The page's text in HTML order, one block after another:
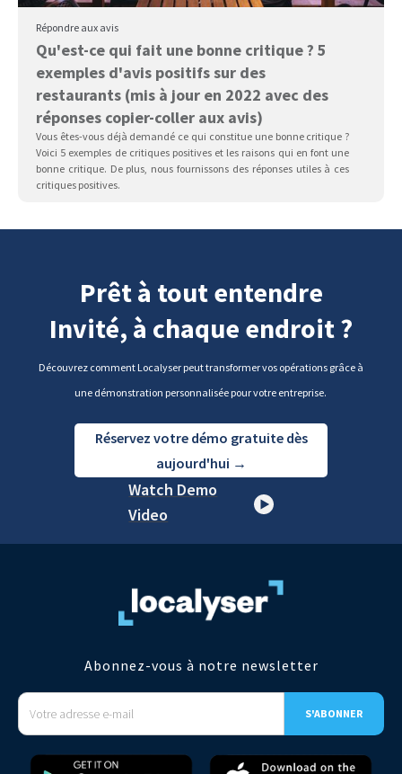
Répondre aux avis
Qu'est-ce qui fait une bonne critique ? 5
exemples d'avis positifs sur des
restaurants (mis à jour en 2022 avec des
réponses copier-coller aux avis)
Vous êtes-vous déjà demandé ce qui constitue une bonne critique ?
Voici 5 exemples de critiques positives et les raisons qui en font une
bonne critique. De plus, nous fournissons des réponses utiles à ces
critiques positives.
Prêt à tout entendre
Invité, à chaque endroit ?
Découvrez comment Localyser peut transformer vos opérations grâce à
une démonstration personnalisée pour votre entreprise.
Réservez votre démo gratuite dès
aujourd'hui →
Watch Demo
Video
Abonnez-vous à notre newsletter